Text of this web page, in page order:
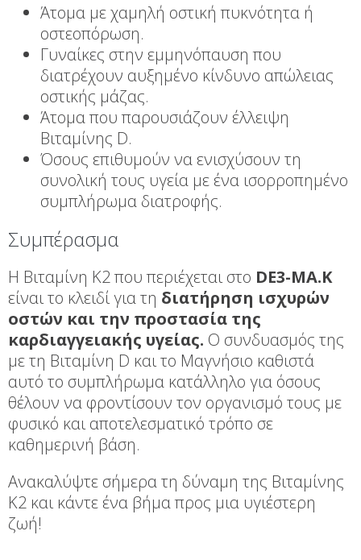
Άτομα με χαμηλή οστική πυκνότητα ή
οστεοπόρωση.
Γυναίκες στην εμμηνόπαυση που
διατρέχουν αυξημένο κίνδυνο απώλειας
οστικής μάζας.
Άτομα που παρουσιάζουν έλλειψη
Βιταμίνης D.
Όσους επιθυμούν να ενισχύσουν τη
συνολική τους υγεία με ένα ισορροπημένο
συμπλήρωμα διατροφής.
Συμπέρασμα
Η Βιταμίνη Κ2 που περιέχεται στο DE3-MA.K
είναι το κλειδί για τη διατήρηση ισχυρών
οστών και την προστασία της
καρδιαγγειακής υγείας. Ο συνδυασμός της
με τη Βιταμίνη D και το Μαγνήσιο καθιστά
αυτό το συμπλήρωμα κατάλληλο για όσους
θέλουν να φροντίσουν τον οργανισμό τους με
φυσικό και αποτελεσματικό τρόπο σε
καθημερινή βάση.
Ανακαλύψτε σήμερα τη δύναμη της Βιταμίνης
Κ2 και κάντε ένα βήμα προς μια υγιέστερη
ζωή!